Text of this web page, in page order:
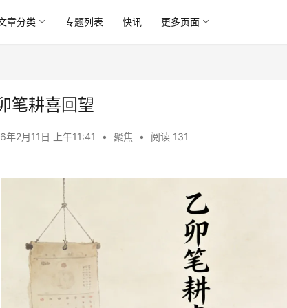
章分类 专题列表 快讯 更多页面
笔耕喜回望
年2月11日 上午11:41 • 聚焦 • 阅读 131